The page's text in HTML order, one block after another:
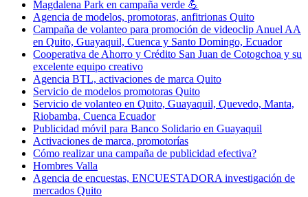
Magdalena Park en campaña verde 💪
Agencia de modelos, promotoras, anfitrionas Quito
Campaña de volanteo para promoción de videoclip Anuel AA
en Quito, Guayaquil, Cuenca y Santo Domingo, Ecuador
Cooperativa de Ahorro y Crédito San Juan de Cotogchoa y su
excelente equipo creativo
Agencia BTL, activaciones de marca Quito
Servicio de modelos promotoras Quito
Servicio de volanteo en Quito, Guayaquil, Quevedo, Manta,
Riobamba, Cuenca Ecuador
Publicidad móvil para Banco Solidario en Guayaquil
Activaciones de marca, promotorías
Cómo realizar una campaña de publicidad efectiva?
Hombres Valla
Agencia de encuestas, ENCUESTADORA investigación de
mercados Quito